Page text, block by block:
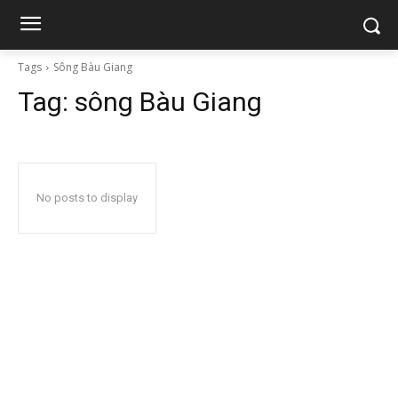
Tags Sông Bàu Giang
Tag: sông Bàu Giang
No posts to display